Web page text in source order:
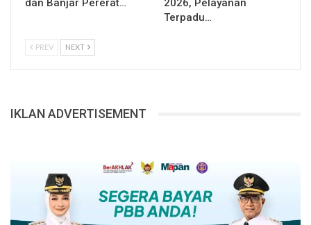
dan Banjar Pererat…
2026, Pelayanan
Terpadu…
PREV NEXT
IKLAN ADVERTISEMENT